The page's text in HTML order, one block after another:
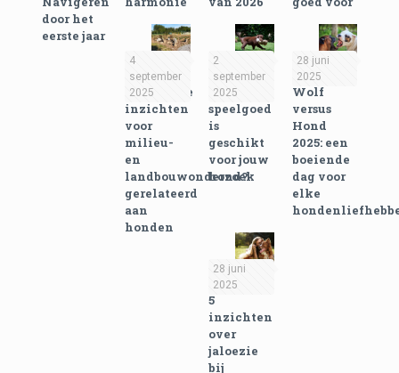
door het
eerste jaar
4
september
2025
Praktische
inzichten
voor
milieu-
en
landbouwonderzoek
gerelateerd
aan
honden
2
september
2025
Welk
speelgoed
is
geschikt
voor jouw
hond?
28 juni
2025
Wolf
versus
Hond
2025: een
boeiende
dag voor
elke
28 juni
2025
5
inzichten
over
jaloezie
bij